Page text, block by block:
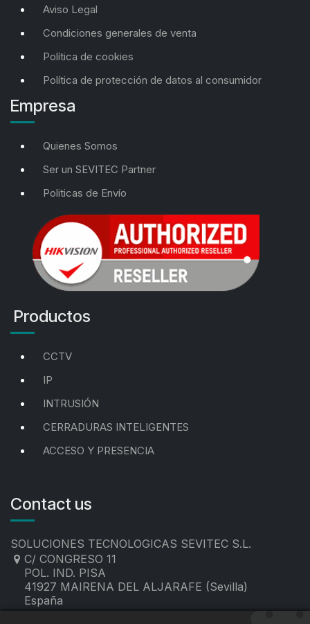
Aviso Legal
Condiciones generales de venta
Política de cookies
Política de protección de datos al consumidor
Empresa
Quienes Somos
Ser un SEVITEC Partner
Politicas de Envío
Productos
CCTV
IP
INTRUSIÓN
CERRADURAS INTELIGENTES
ACCESO Y PRESENCIA
Contact us
SOLUCIONES TECNOLOGICAS SEVITEC S.L.
C/ CONGRESO 11
POL. IND. PISA
41927 MAIRENA DEL ALJARAFE (Sevilla)
España